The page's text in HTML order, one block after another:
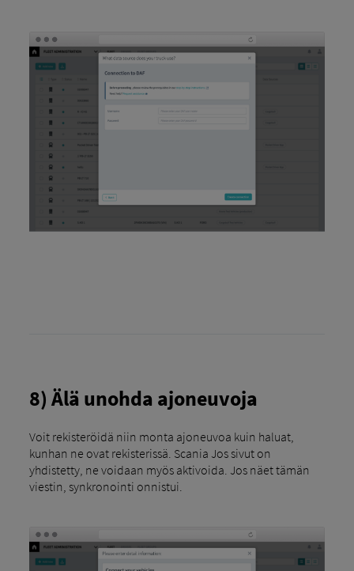
8) Älä unohda ajoneuvoja
Voit rekisteröidä niin monta ajoneuvoa kuin haluat,
kunhan ne ovat rekisterissä. Scania Jos sivut on
yhdistetty, ne voidaan myös aktivoida. Jos näet tämän
viestin, synkronointi onnistui.